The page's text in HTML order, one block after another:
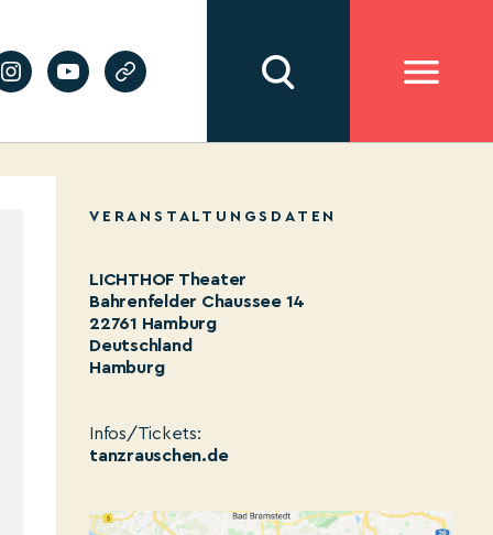
VERANSTALTUNGSDATEN
LICHTHOF Theater
Bahrenfelder Chaussee 14
22761 Hamburg
Deutschland
Hamburg
Infos/Tickets:
tanzrauschen.de